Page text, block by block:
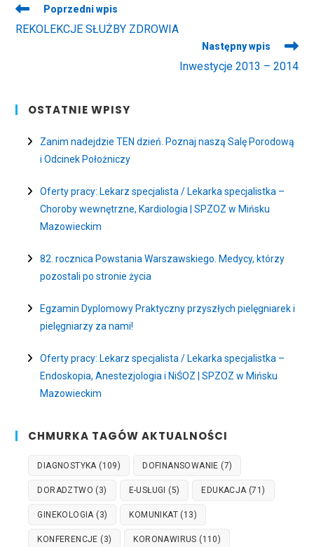
Read
more
articles
Poprzedni wpis
REKOLEKCJE SŁUŻBY ZDROWIA
Następny wpis
Inwestycje 2013 – 2014
OSTATNIE WPISY
Zanim nadejdzie TEN dzień. Poznaj naszą Salę Porodową
i Odcinek Położniczy
Oferty pracy: Lekarz specjalista / Lekarka specjalistka –
Choroby wewnętrzne, Kardiologia | SPZOZ w Mińsku
Mazowieckim
82. rocznica Powstania Warszawskiego. Medycy, którzy
pozostali po stronie życia
Egzamin Dyplomowy Praktyczny przyszłych pielęgniarek i
pielęgniarzy za nami!
Oferty pracy: Lekarz specjalista / Lekarka specjalistka –
Endoskopia, Anestezjologia i NiŚOZ | SPZOZ w Mińsku
Mazowieckim
CHMURKA TAGÓW AKTUALNOŚCI
DIAGNOSTYKA(109) DOFINANSOWANIE (7)
DORADZTWO (3) E-USŁUGI (5) EDUKACJA(71)
GINEKOLOGIA(3) KOMUNIKAT (13)
KONFERENCJE (3) KORONAWIRUS (110)